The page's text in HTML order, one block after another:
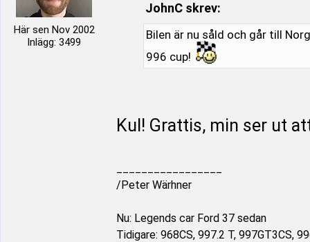
Här sen Nov 2002
Inlägg: 3499
JohnC skrev:
Bilen är nu såld och går till
996 cup!
Kul! Grattis, min ser ut
/Peter Wärhner
Nu: Legends car Ford 37 sedan
Tidigare: 968CS, 997.2 T, 997GT3CS,